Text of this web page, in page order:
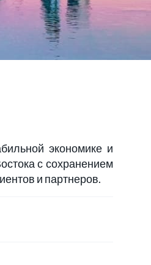
экономике и
с сохранением
и партнеров.